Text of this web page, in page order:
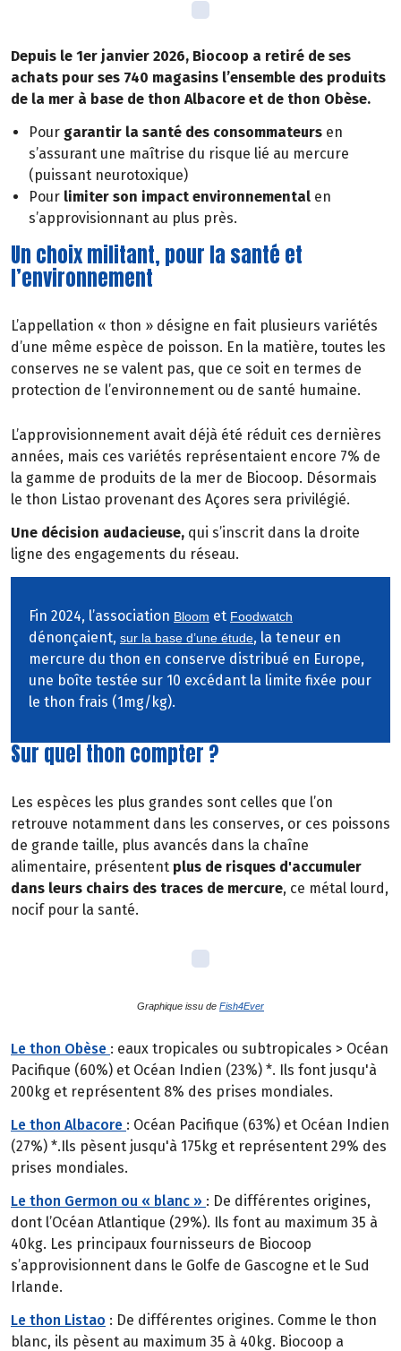
Depuis le 1er janvier 2026, Biocoop a retiré de ses
achats pour ses 740 magasins l’ensemble des produits
de la mer à base de thon Albacore et de thon Obèse.
Pour garantir la santé des consommateurs en
s’assurant une maîtrise du risque lié au mercure
(puissant neurotoxique)
Pour limiter son impact environnemental en
s’approvisionnant au plus près.
Un choix militant, pour la santé et
l’environnement
L’appellation « thon » désigne en fait plusieurs variétés
d’une même espèce de poisson. En la matière, toutes les
conserves ne se valent pas, que ce soit en termes de
protection de l’environnement ou de santé humaine.
L’approvisionnement avait déjà été réduit ces dernières
années, mais ces variétés représentaient encore 7% de
la gamme de produits de la mer de Biocoop. Désormais
le thon Listao provenant des Açores sera privilégié.
Une décision audacieuse, qui s’inscrit dans la droite
ligne des engagements du réseau.
Fin 2024, l’association Bloom et Foodwatch
dénonçaient, sur la base d’une étude, la teneur en
mercure du thon en conserve distribué en Europe,
une boîte testée sur 10 excédant la limite fixée pour
le thon frais (1mg/kg).
Sur quel thon compter ?
Les espèces les plus grandes sont celles que l’on
retrouve notamment dans les conserves, or ces poissons
de grande taille, plus avancés dans la chaîne
alimentaire, présentent plus de risques d'accumuler
dans leurs chairs des traces de mercure, ce métal lourd,
nocif pour la santé.
Graphique issu de Fish4Ever
Le thon Obèse : eaux tropicales ou subtropicales > Océan
Pacifique (60%) et Océan Indien (23%) *. Ils font jusqu'à
200kg et représentent 8% des prises mondiales.
Le thon Albacore : Océan Pacifique (63%) et Océan Indien
(27%) *.Ils pèsent jusqu'à 175kg et représentent 29% des
prises mondiales.
Le thon Germon ou « blanc » : De différentes origines,
dont l’Océan Atlantique (29%). Ils font au maximum 35 à
40kg. Les principaux fournisseurs de Biocoop
s’approvisionnent dans le Golfe de Gascogne et le Sud
Irlande.
Le thon Listao : De différentes origines. Comme le thon
blanc, ils pèsent au maximum 35 à 40kg. Biocoop a